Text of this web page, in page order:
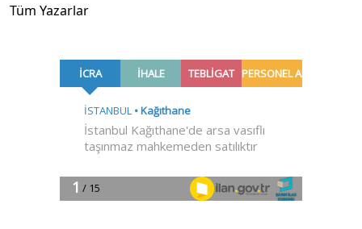
Tüm Yazarlar